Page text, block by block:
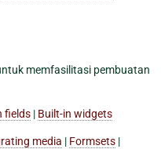
memfasilitasi pembuatan
fields | Built-in widgets
media | Formsets |